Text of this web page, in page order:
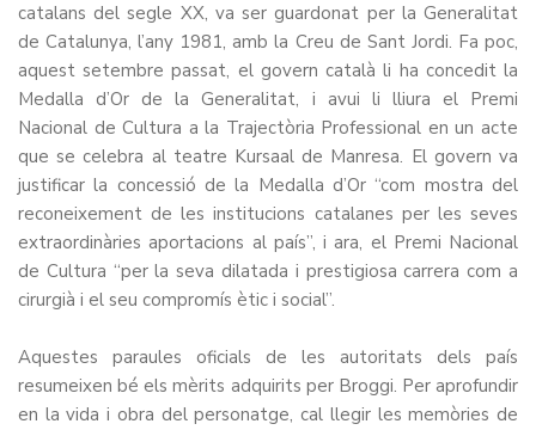
catalans del segle XX, va ser guardonat per la Generalitat
de Catalunya, l’any 1981, amb la Creu de Sant Jordi. Fa poc,
aquest setembre passat, el govern català li ha concedit la
Medalla d’Or de la Generalitat, i avui li lliura el Premi
Nacional de Cultura a la Trajectòria Professional en un acte
que se celebra al teatre Kursaal de Manresa. El govern va
justificar la concessió de la Medalla d’Or “com mostra del
reconeixement de les institucions catalanes per les seves
extraordinàries aportacions al país”, i ara, el Premi Nacional
de Cultura “per la seva dilatada i prestigiosa carrera com a
cirurgià i el seu compromís ètic i social”.
Aquestes paraules oficials de les autoritats dels país
resumeixen bé els mèrits adquirits per Broggi. Per aprofundir
en la vida i obra del personatge, cal llegir les memòries de